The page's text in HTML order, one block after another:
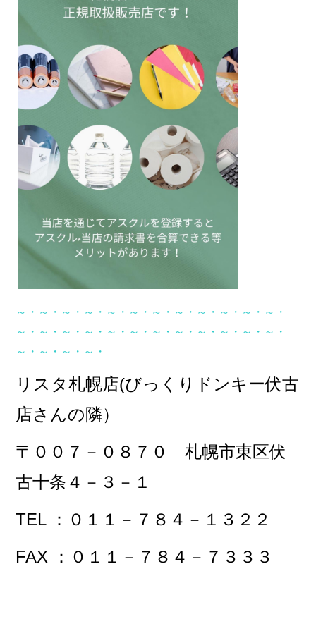
～・～・～・～・～・～・～・～・～・～・～・～・
～・～・～・～・～・～・～・～・～・～・～・～・
～・～・～・～・
リスタ札幌店(びっくりドンキー伏古
店さんの隣）
〒００７－０８７０ 札幌市東区伏
古十条４－３－１
TEL ：０１１－７８４－１３２２
FAX ：０１１－７８４－７３３３